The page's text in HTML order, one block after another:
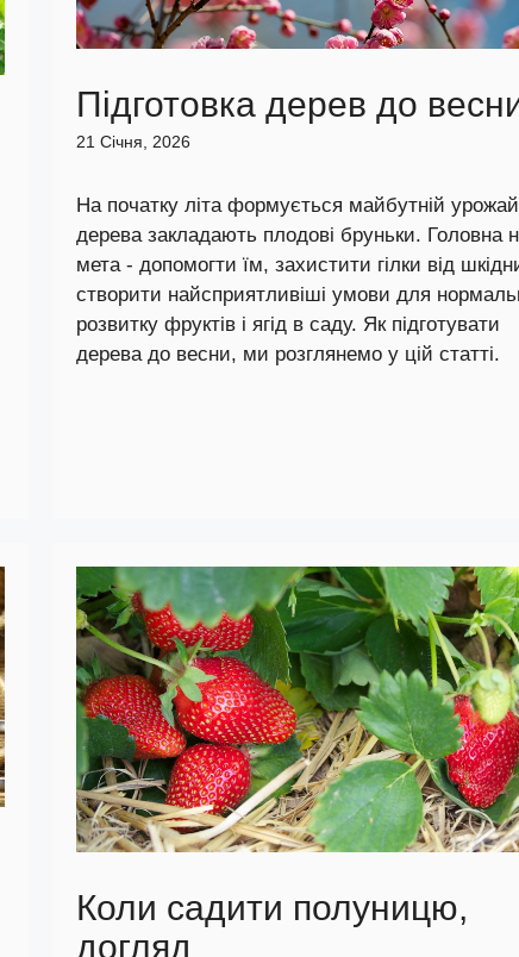
Підготовка дерев до
21 Січня, 2026
На початку літа формується майбутній
дерева закладають плодові бруньки. Головна
мета - допомогти їм, захистити гілки від
створити найсприятливіші умови для
розвитку фруктів і ягід в саду. Як підготувати
дерева до весни, ми розглянемо у цій статті.
Коли садити полуницю,
догляд